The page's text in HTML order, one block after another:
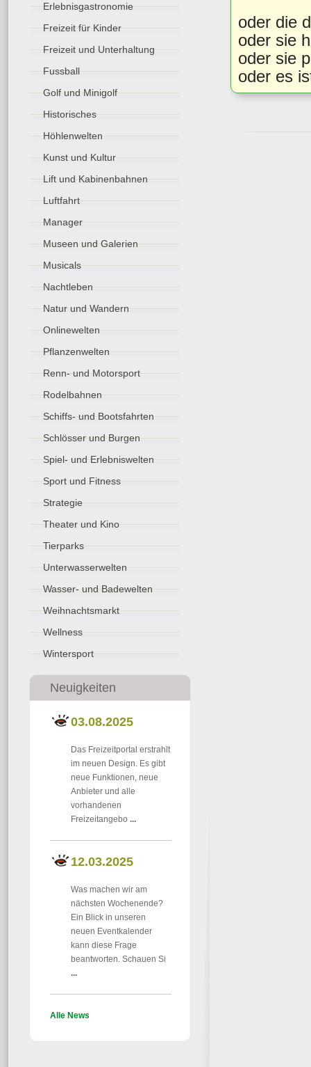
Erlebnisgastronomie
Freizeit für Kinder
Freizeit und Unterhaltung
Fussball
Golf und Minigolf
Historisches
Höhlenwelten
Kunst und Kultur
Lift und Kabinenbahnen
Luftfahrt
Manager
Museen und Galerien
Musicals
Nachtleben
Natur und Wandern
Onlinewelten
Pflanzenwelten
Renn- und Motorsport
Rodelbahnen
Schiffs- und Bootsfahrten
Schlösser und Burgen
Spiel- und Erlebniswelten
Sport und Fitness
Strategie
Theater und Kino
Tierparks
Unterwasserwelten
Wasser- und Badewelten
Weihnachtsmarkt
Wellness
Wintersport
Neuigkeiten
03.08.2025
Das Freizeitportal erstrahlt
im neuen Design. Es gibt
neue Funktionen, neue
Anbieter und alle
vorhandenen
Freizeitangebo ...
12.03.2025
Was machen wir am
nächsten Wochenende?
Ein Blick in unseren
neuen Eventkalender
kann diese Frage
beantworten. Schauen Si
...
Alle News
oder die
oder sie
oder sie
oder es